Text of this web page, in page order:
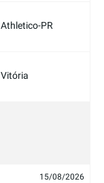
Athletico-PR
Vitória
15/08/2026